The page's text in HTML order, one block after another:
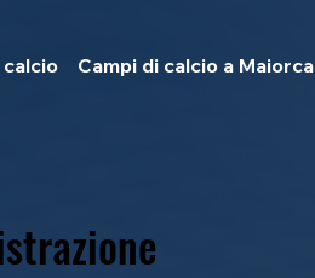
calcio Campi di calcio a Maiorca